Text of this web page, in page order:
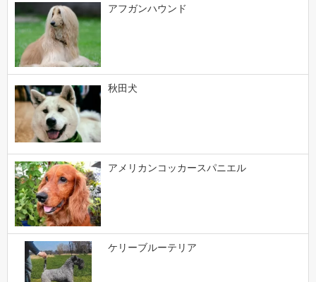
アフガンハウンド
秋田犬
アメリカンコッカースパニエル
ケリーブルーテリア